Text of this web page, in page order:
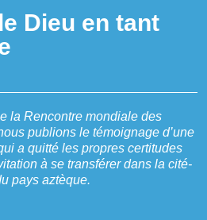
Dieu en tant
la Rencontre mondiale des
publions le témoignage d’une
a quitté les propres certitudes
à se transférer dans la cité-
pays aztèque.